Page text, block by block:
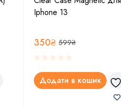
Iphone 13
599₴
350₴
Додати в кошик